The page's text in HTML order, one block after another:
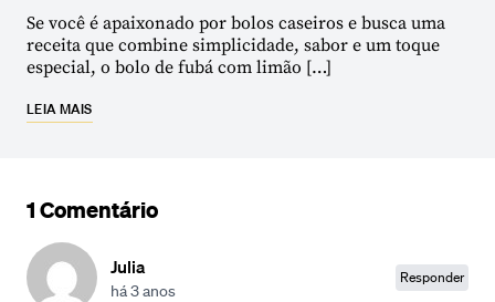
Se você é apaixonado por bolos caseiros e busca uma
receita que combine simplicidade, sabor e um toque
especial, o bolo de fubá com limão […]
LEIA MAIS
1 Comentário
Julia
há 3 anos
Responder